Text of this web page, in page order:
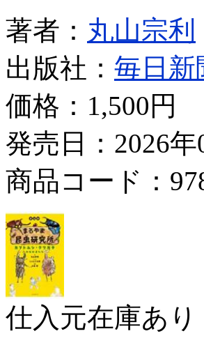
著者： 丸山宗利
出版社： 毎日新
価格： 1,500円
発売日：2026年
商品コード：
仕入元在庫あり